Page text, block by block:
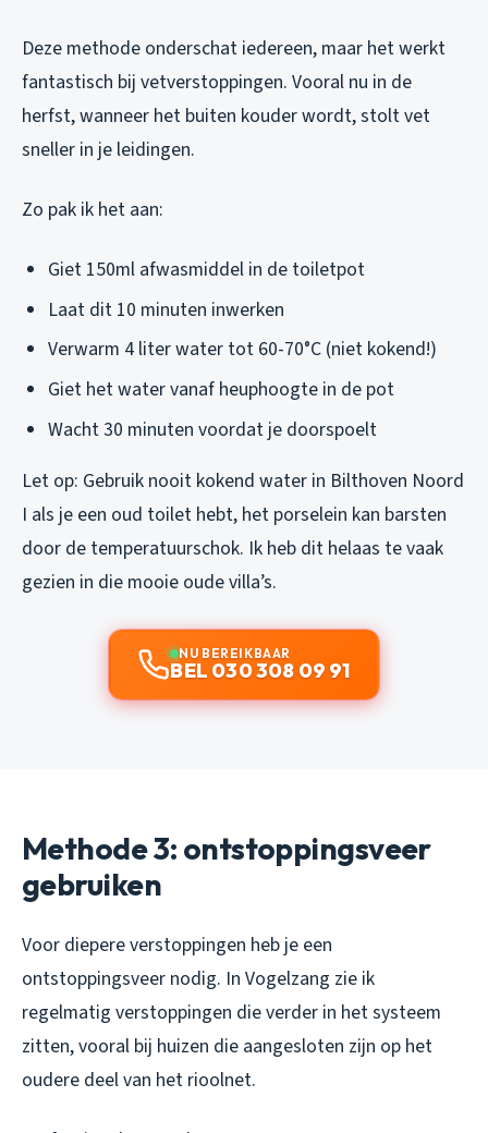
Deze methode onderschat iedereen, maar het werkt
fantastisch bij vetverstoppingen. Vooral nu in de
herfst, wanneer het buiten kouder wordt, stolt vet
sneller in je leidingen.
Zo pak ik het aan:
Giet 150ml afwasmiddel in de toiletpot
Laat dit 10 minuten inwerken
Verwarm 4 liter water tot 60-70°C (niet kokend!)
Giet het water vanaf heuphoogte in de pot
Wacht 30 minuten voordat je doorspoelt
Let op: Gebruik nooit kokend water in Bilthoven Noord
I als je een oud toilet hebt, het porselein kan barsten
door de temperatuurschok. Ik heb dit helaas te vaak
gezien in die mooie oude villa’s.
NU BEREIKBAAR
BEL 030 308 09 91
Methode 3: ontstoppingsveer
gebruiken
Voor diepere verstoppingen heb je een
ontstoppingsveer nodig. In Vogelzang zie ik
regelmatig verstoppingen die verder in het systeem
zitten, vooral bij huizen die aangesloten zijn op het
oudere deel van het rioolnet.